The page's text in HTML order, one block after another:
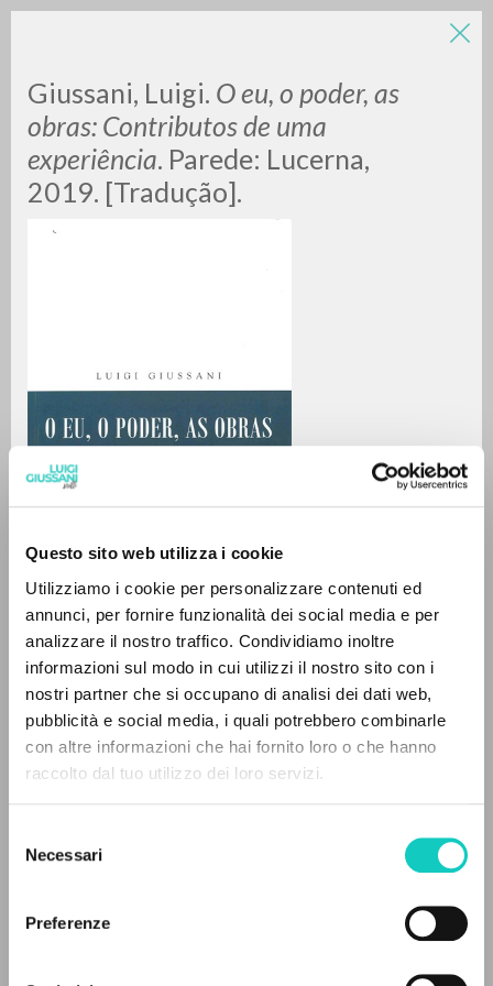
Questo sito web utilizza i cookie
Utilizziamo i cookie per personalizzare contenuti ed
annunci, per fornire funzionalità dei social media e per
analizzare il nostro traffico. Condividiamo inoltre
informazioni sul modo in cui utilizzi il nostro sito con i
nostri partner che si occupano di analisi dei dati web,
pubblicità e social media, i quali potrebbero combinarle
con altre informazioni che hai fornito loro o che hanno
raccolto dal tuo utilizzo dei loro servizi.
delNecessari
Preferenze
Giussani, Luigi. O eu, o poder, as
obras: Contributos de uma
experiência. Parede: Lucerna,
2019. [Tradução].
Costa e Silva SofiaTranslator
Giussani Luigi
Portuguese
LATEST UPDATE
LUIGI
GIUSSANI
0RESULTS FOUND
MORE RESULTS